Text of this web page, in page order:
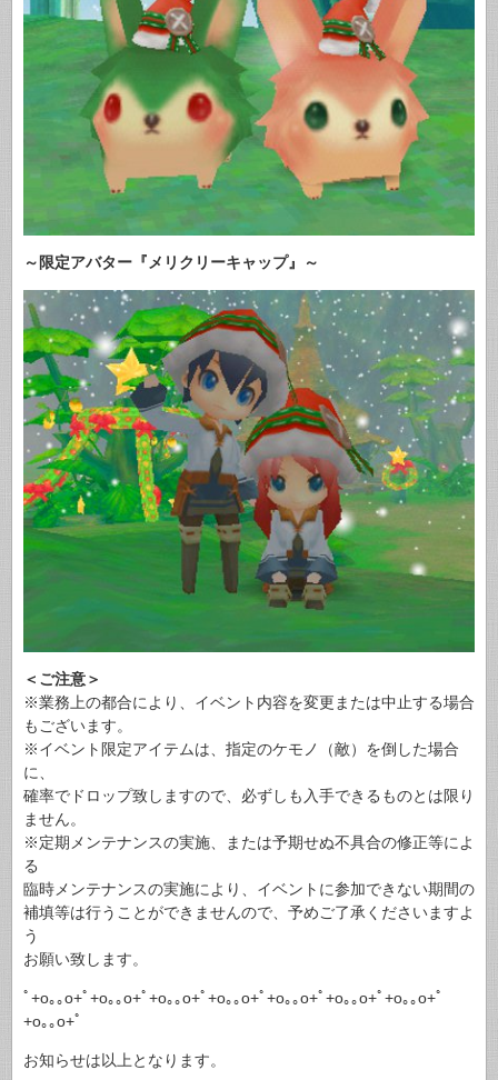
～限定アバター『メリクリーキャップ』～
＜ご注意＞
※業務上の都合により、イベント内容を変更または中止する場合
もございます。
※イベント限定アイテムは、指定のケモノ（敵）を倒した場合
に、
確率でドロップ致しますので、必ずしも入手できるものとは限り
ません。
※定期メンテナンスの実施、または予期せぬ不具合の修正等によ
る
臨時メンテナンスの実施により、イベントに参加できない期間の
補填等は行うことができませんので、予めご了承くださいますよ
う
お願い致します。
ﾟ+o｡｡o+ﾟ+o｡｡o+ﾟ+o｡｡o+ﾟ+o｡｡o+ﾟ+o｡｡o+ﾟ+o｡｡o+ﾟ+o｡｡o+ﾟ
+o｡｡o+ﾟ
お知らせは以上となります。